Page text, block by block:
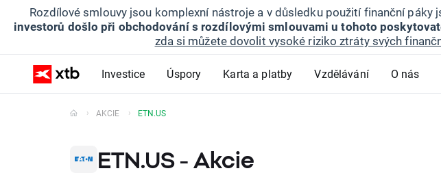
Rozdílové smlouvy jsou komplexní nástroje a v důsledku použití finanční
investorů došlo při obchodování s rozdílovými smlouvami u tohoto
zda si můžete dovolit vysoké riziko ztráty svých
Investice Úspory Karta a platby Vzdělávání O nás
AKCIE ETN.US
ETN.US - Akcie